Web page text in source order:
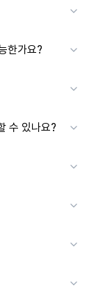
한가요?
수 있나요?